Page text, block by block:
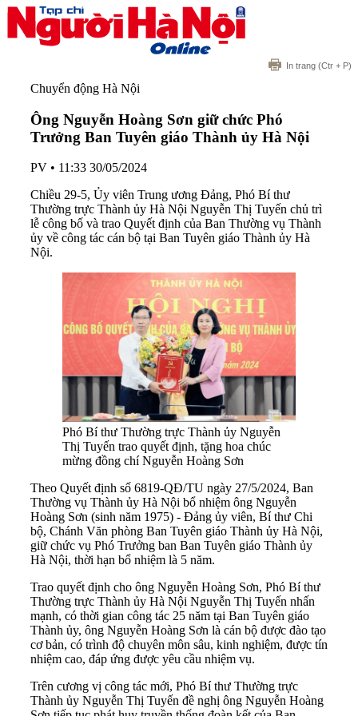
In trang (Ctr + P)
Chuyển động Hà Nội
Ông Nguyễn Hoàng Sơn giữ chức Phó
Trưởng Ban Tuyên giáo Thành ủy Hà Nội
PV • 11:33 30/05/2024
Chiều 29-5, Ủy viên Trung ương Đảng, Phó Bí thư
Thường trực Thành ủy Hà Nội Nguyễn Thị Tuyến chủ trì
lễ công bố và trao Quyết định của Ban Thường vụ Thành
ủy về công tác cán bộ tại Ban Tuyên giáo Thành ủy Hà
Nội.
Phó Bí thư Thường trực Thành ủy Nguyễn
Thị Tuyến trao quyết định, tặng hoa chúc
mừng đồng chí Nguyễn Hoàng Sơn
Theo Quyết định số 6819-QĐ/TU ngày 27/5/2024, Ban
Thường vụ Thành ủy Hà Nội bổ nhiệm ông Nguyễn
Hoàng Sơn (sinh năm 1975) - Đảng ủy viên, Bí thư Chi
bộ, Chánh Văn phòng Ban Tuyên giáo Thành ủy Hà Nội,
giữ chức vụ Phó Trưởng ban Ban Tuyên giáo Thành ủy
Hà Nội, thời hạn bổ nhiệm là 5 năm.
Trao quyết định cho ông Nguyễn Hoàng Sơn, Phó Bí thư
Thường trực Thành ủy Hà Nội Nguyễn Thị Tuyến nhấn
mạnh, có thời gian công tác 25 năm tại Ban Tuyên giáo
Thành ủy, ông Nguyễn Hoàng Sơn là cán bộ được đào tạo
cơ bản, có trình độ chuyên môn sâu, kinh nghiệm, được tín
nhiệm cao, đáp ứng được yêu cầu nhiệm vụ.
Trên cương vị công tác mới, Phó Bí thư Thường trực
Thành ủy Nguyễn Thị Tuyến đề nghị ông Nguyễn Hoàng